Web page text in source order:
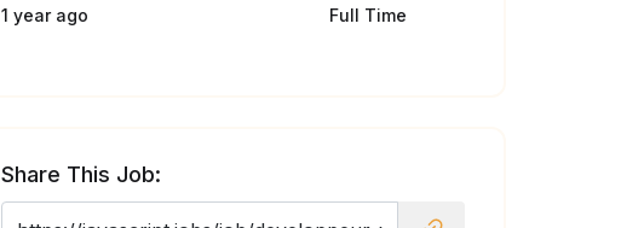
1 year ago Full Time
Share This Job: